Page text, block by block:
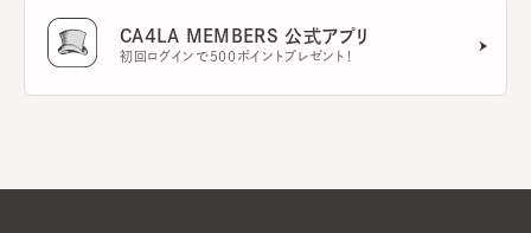
CA4LA MEMBERS 公式アプリ
初回ログインで500ポイントプレゼント！